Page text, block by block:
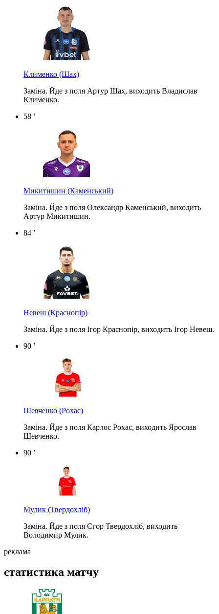
Клименко (Шах)
Заміна. Йде з поля Артур Шах, виходить Владислав
Клименко.
58 ’
Микитишин (Каменський)
Заміна. Йде з поля Олександр Каменський, виходить
Артур Микитишин.
84 ’
Невеш (Краснопір)
Заміна. Йде з поля Ігор Краснопір, виходить Ігор Невеш.
90 ’
Шевченко (Рохас)
Заміна. Йде з поля Карлос Рохас, виходить Ярослав
Шевченко.
90 ’
Мулик (Твердохліб)
Заміна. Йде з поля Єгор Твердохліб, виходить
Володимир Мулик.
реклама
статистика матчу